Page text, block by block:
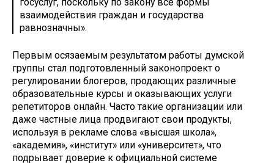
взаимодействия граждан и государства
равнозначны».
Первым осязаемым результатом работы думской
группы стал подготовленный законопроект о
регулировании блогеров, продающих различные
образовательные курсы и оказывающих услуги
репетиторов онлайн. Часто такие организации или
даже частные лица продвигают свои продукты,
используя в рекламе слова «высшая школа»,
«академия», «институт» или «университет», что
подрывает доверие к официальной системе